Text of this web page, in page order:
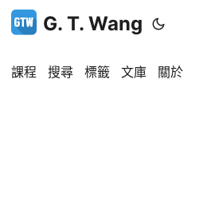
G. T. Wang
課程 搜尋 標籤 文庫 關於